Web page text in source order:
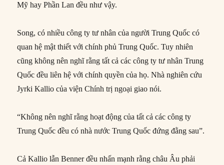
Mỹ hay Phần Lan đều như vậy.
Song, có nhiều công ty tư nhân của người Trung Quốc có
quan hệ mật thiết với chính phủ Trung Quốc. Tuy nhiên
cũng không nên nghĩ rằng tất cả các công ty tư nhân Trung
Quốc đều liên hệ với chính quyền của họ. Nhà nghiên cứu
Jyrki Kallio của viện Chính trị ngoại giao nói.
“Không nên nghĩ rằng hoạt động của tất cả các công ty
Trung Quốc đều có nhà nước Trung Quốc đứng đằng sau”.
Cả Kallio lẫn Benner đều nhấn mạnh rằng châu Âu phải